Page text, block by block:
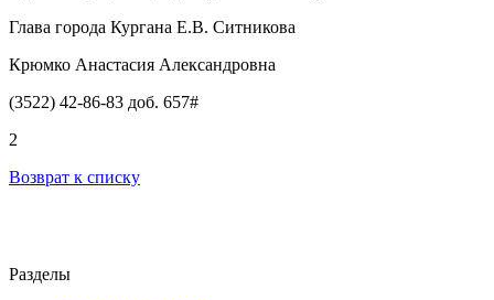
Глава города Кургана Е.В. Ситникова
Крюмко Анастасия Александровна
(3522) 42-86-83 доб. 657#
2
Возврат к списку
Разделы